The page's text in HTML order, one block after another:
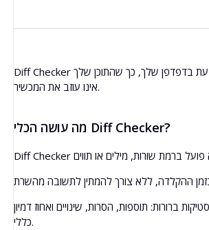
Diff Checker הוא כלי חינמי אונליין להשוואת הבדל בין שני טקסטים או קבצים. הוא מסמן מידית תוספות, הסרות ושינויים. ההשוואה מתבצעת בדפדפן שלך, כך שהתוכן שלך
אינו עוזב את המכשיר.
מה עושה הכלי Diff Checker?
ברורות: תוספות, הסרות, שינויים ואחוז דמיון
כללי.